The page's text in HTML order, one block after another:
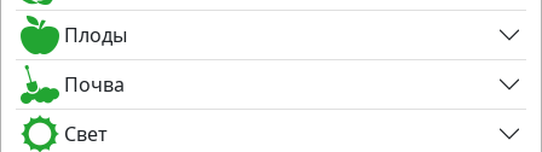
Плоды
Почва
Свет